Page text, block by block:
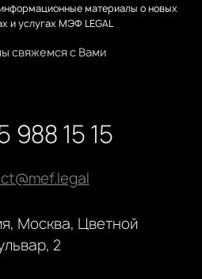
материалы о новых
и услугах МЭФ LEGAL
свяжемся с Вами
988 15 15
Москва, Цветной
2